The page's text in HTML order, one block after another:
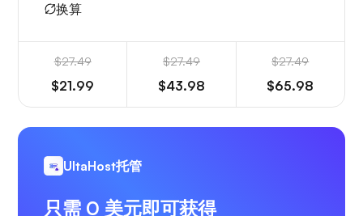
换算
$27.49
$21.99
$27.49
$43.98
$27.49
$65.98
UltaHost托管
只需 0 美元即可获得